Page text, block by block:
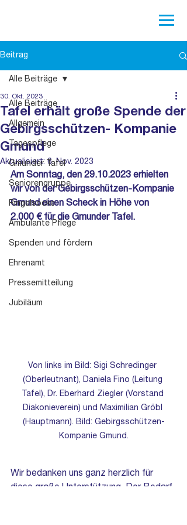
Beitrag
Alle Beiträge
Allgemein
Tagespflege
Gmunder Tafel
Seniorengruppe
Ringelsocke
Ambulante Pflege
Spenden und fördern
Ehrenamt
Pressemitteilung
Jubiläum
Alle Beiträge
Tafel erhält große Spende der
Gebirgsschützen- Kompanie
Gmund
30. Okt. 2023
Aktualisiert:6. Nov. 2023
Am Sonntag, den 29.10.2023 erhielten
wir von der Gebirgsschützen-Kompanie
Gmund einen Scheck in Höhe von
2.000 € für die Gmunder Tafel.
Von links im Bild: Sigi Schredinger
(Oberleutnant), Daniela Fino (Leitung
Tafel), Dr. Eberhard Ziegler (Vorstand
Diakonieverein) und Maximilian Gröbl
(Hauptmann). Bild: Gebirgsschützen-
Kompanie Gmund.
Wir bedanken uns ganz herzlich für
diese große Unterstützung. Der Bedarf